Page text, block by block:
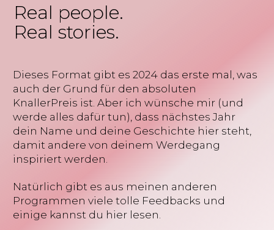
Real people.
Real stories.
Dieses Format gibt es 2024 das erste mal, was
auch der Grund für den absoluten
KnallerPreis ist. Aber ich wünsche mir (und
werde alles dafür tun), dass nächstes Jahr
dein Name und deine Geschichte hier steht,
damit andere von deinem Werdegang
inspiriert werden.
Natürlich gibt es aus meinen anderen
Programmen viele tolle Feedbacks und
einige kannst du hier lesen.